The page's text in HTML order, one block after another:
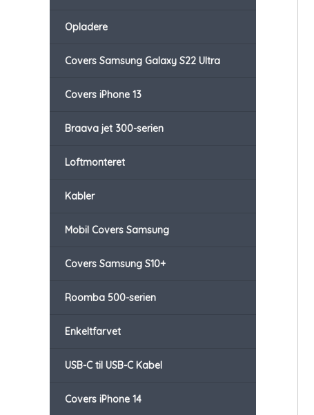
Opladere
Covers Samsung Galaxy S22 Ultra
Covers iPhone 13
Braava jet 300-serien
Loftmonteret
Kabler
Mobil Covers Samsung
Covers Samsung S10+
Roomba 500-serien
Enkeltfarvet
USB-C til USB-C Kabel
Covers iPhone 14